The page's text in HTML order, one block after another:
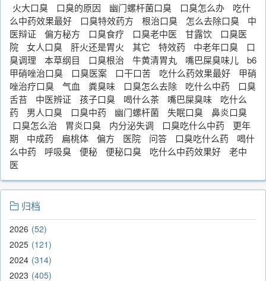
火大口臭 口臭的原因 幽门螺杆菌口臭 口臭怎么办
吃什
么中药效果最好
口臭特效药方 根治口臭 怎么去除口臭
中
医辩证
偏方秘方 口臭食疗 口臭老中医 甘露饮
口臭医
院
女人口臭 肝火还是胃火 其它 特效药 中老年口臭
口
臭调理
本草纲目 口臭根治 牛黄清胃丸 嘴巴屎臭味儿
b6
甲硝唑治口臭
口臭医案 口干口苦 吃什么药效果最好
甲硝
唑治疗口臭
气血 粪臭味 口臭怎么去除 吃什么中药
口臭
舌苔
中医辨证 孩子口臭 喝什么茶 嘴巴屎臭味
吃什么
药
男人口臭 口臭中药 幽门螺杆菌 失眠口臭
鼻炎口臭
口臭怎么治
胃炎口臭 内分泌失调 口臭吃什么中药
更年
期
中成药 扁桃体 偏方 医院 问答 口臭吃什么药
喝什
么中药
呼吸臭 便秘 便秘口臭 吃什么中药效果好
老中
医
归档
2026 52
2025 121
2024 314
2023 405